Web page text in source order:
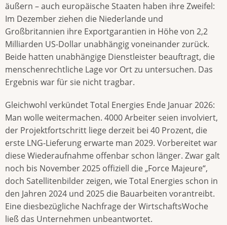
äußern – auch europäische Staaten haben ihre Zweifel:
Im Dezember ziehen die Niederlande und
Großbritannien ihre Exportgarantien in Höhe von 2,2
Milliarden US-Dollar unabhängig voneinander zurück.
Beide hatten unabhängige Dienstleister beauftragt, die
menschenrechtliche Lage vor Ort zu untersuchen. Das
Ergebnis war für sie nicht tragbar.
Gleichwohl verkündet Total Energies Ende Januar 2026:
Man wolle weitermachen. 4000 Arbeiter seien involviert,
der Projektfortschritt liege derzeit bei 40 Prozent, die
erste LNG-Lieferung erwarte man 2029. Vorbereitet war
diese Wiederaufnahme offenbar schon länger. Zwar galt
noch bis November 2025 offiziell die „Force Majeure“,
doch Satellitenbilder zeigen, wie Total Energies schon in
den Jahren 2024 und 2025 die Bauarbeiten vorantreibt.
Eine diesbezügliche Nachfrage der WirtschaftsWoche
ließ das Unternehmen unbeantwortet.